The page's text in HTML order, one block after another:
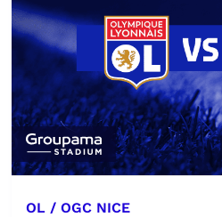
OL / OGC NICE